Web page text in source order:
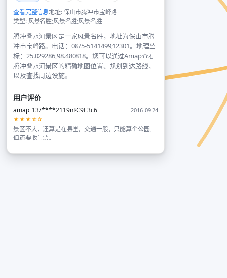
查看完整信息地址: 保山市腾冲市宝峰路
类型: 风景名胜;风景名胜;风景名胜
腾冲叠水河景区是一家风景名胜，地址为保山市腾
冲市宝峰路。电话：0875-5141499;12301。地理坐
标：25.029286,98.480818。您可以通过Amap查看
腾冲叠水河景区的精确地图位置、规划到达路线，
以及查找周边设施。
用户评价
amap_137****2119nRC9E3c6
2016-09-24
★★★☆☆
景区不大，还算是在县里，交通一般，只能算个公园，
但还要收门票。